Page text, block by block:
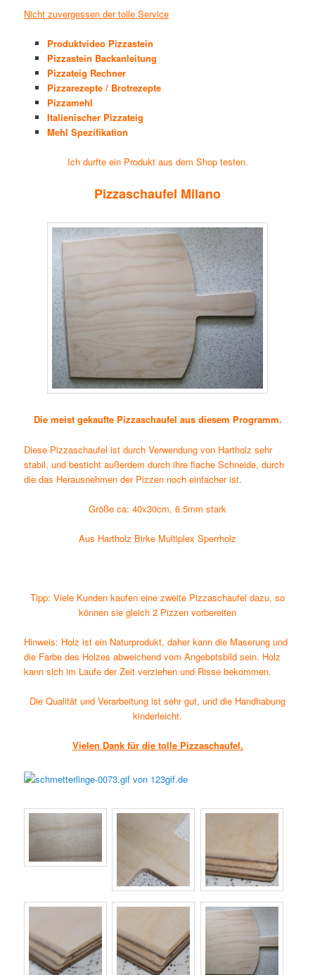
Nicht zuvergessen der tolle Service
Produktvideo Pizzastein
Pizzastein Backanleitung
Pizzateig Rechner
Pizzarezepte / Brotrezepte
Pizzamehl
Italienischer Pizzateig
Mehl Spezifikation
Ich durfte ein Produkt aus dem Shop testen.
Pizzaschaufel Milano
Die meist gekaufte Pizzaschaufel aus diesem Programm.
Diese Pizzaschaufel ist durch Verwendung von Hartholz sehr
stabil, und besticht außerdem durch ihre flache Schneide, durch
die das Herausnehmen der Pizzen noch einfacher ist.
Größe ca: 40x30cm, 6.5mm stark
Aus Hartholz Birke Multiplex Sperrholz
Tipp: Viele Kunden kaufen eine zweite Pizzaschaufel dazu, so
können sie gleich 2 Pizzen vorbereiten
Hinweis: Holz ist ein Naturprodukt, daher kann die Maserung und
die Farbe des Holzes abweichend vom Angebotsbild sein. Holz
kann sich im Laufe der Zeit verziehen und Risse bekommen.
Die Qualität und Verarbeitung ist sehr gut, und die Handhabung
kinderleicht.
Vielen Dank für die tolle Pizzaschaufel.